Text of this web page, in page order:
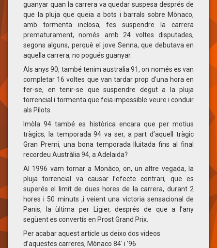
guanyar quan la carrera va quedar suspesa després de
que la pluja que queia a bots i barrals sobre Mònaco,
amb tormenta inclosa, fes suspendre la carrera
prematurament, només amb 24 voltes disputades,
segons alguns, perquè el jove Senna, que debutava en
aquella carrera, no pogués guanyar.
Als anys 90, també tenim australia 91, on només es van
completar 16 voltes que van tardar prop d’una hora en
fer-se, en tenir-se que suspendre degut a la pluja
torrencial i tormenta que feia impossible veure i conduir
als Pilots.
Imòla 94 també es històrica encara que per motius
tràgics, la temporada 94 va ser, a part d’aquell tràgic
Gran Premi, una bona temporada lluitada fins al final
recordeu Austràlia 94, a Adelaida?
Al 1996 vam tornar a Monàco, on, un altre vegada, la
pluja torrencial va causar l’efecte contrari, que es
superés el limit de dues hores de la carrera, durant 2
hores i 50 minuts ,i veient una victoria sensacional de
Panis, la ùltima per Ligier, després de que a l’any
següent es convertís en Prost Grand Prix.
Per acabar aquest article us deixo dos videos
d’aquestes carreres, Mònaco 84′ i ’96